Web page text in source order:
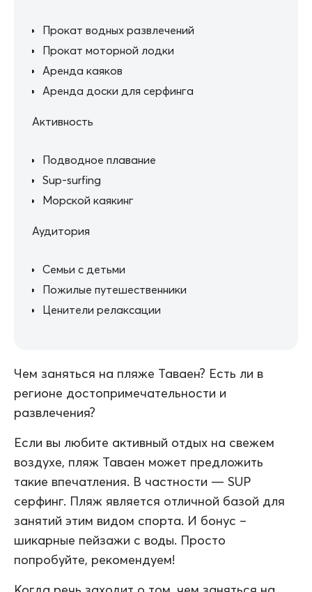
Прокат водных развлечений
Прокат моторной лодки
Аренда каяков
Аренда доски для серфинга
Активность
Подводное плавание
Sup-surfing
Морской каякинг
Аудитория
Семьи с детьми
Пожилые путешественники
Ценители релаксации
Чем заняться на пляже Таваен? Есть ли в
регионе достопримечательности и
развлечения?
Если вы любите активный отдых на свежем
воздухе, пляж Таваен может предложить
такие впечатления. В частности — SUP
серфинг. Пляж является отличной базой для
занятий этим видом спорта. И бонус –
шикарные пейзажи с воды. Просто
попробуйте, рекомендуем!